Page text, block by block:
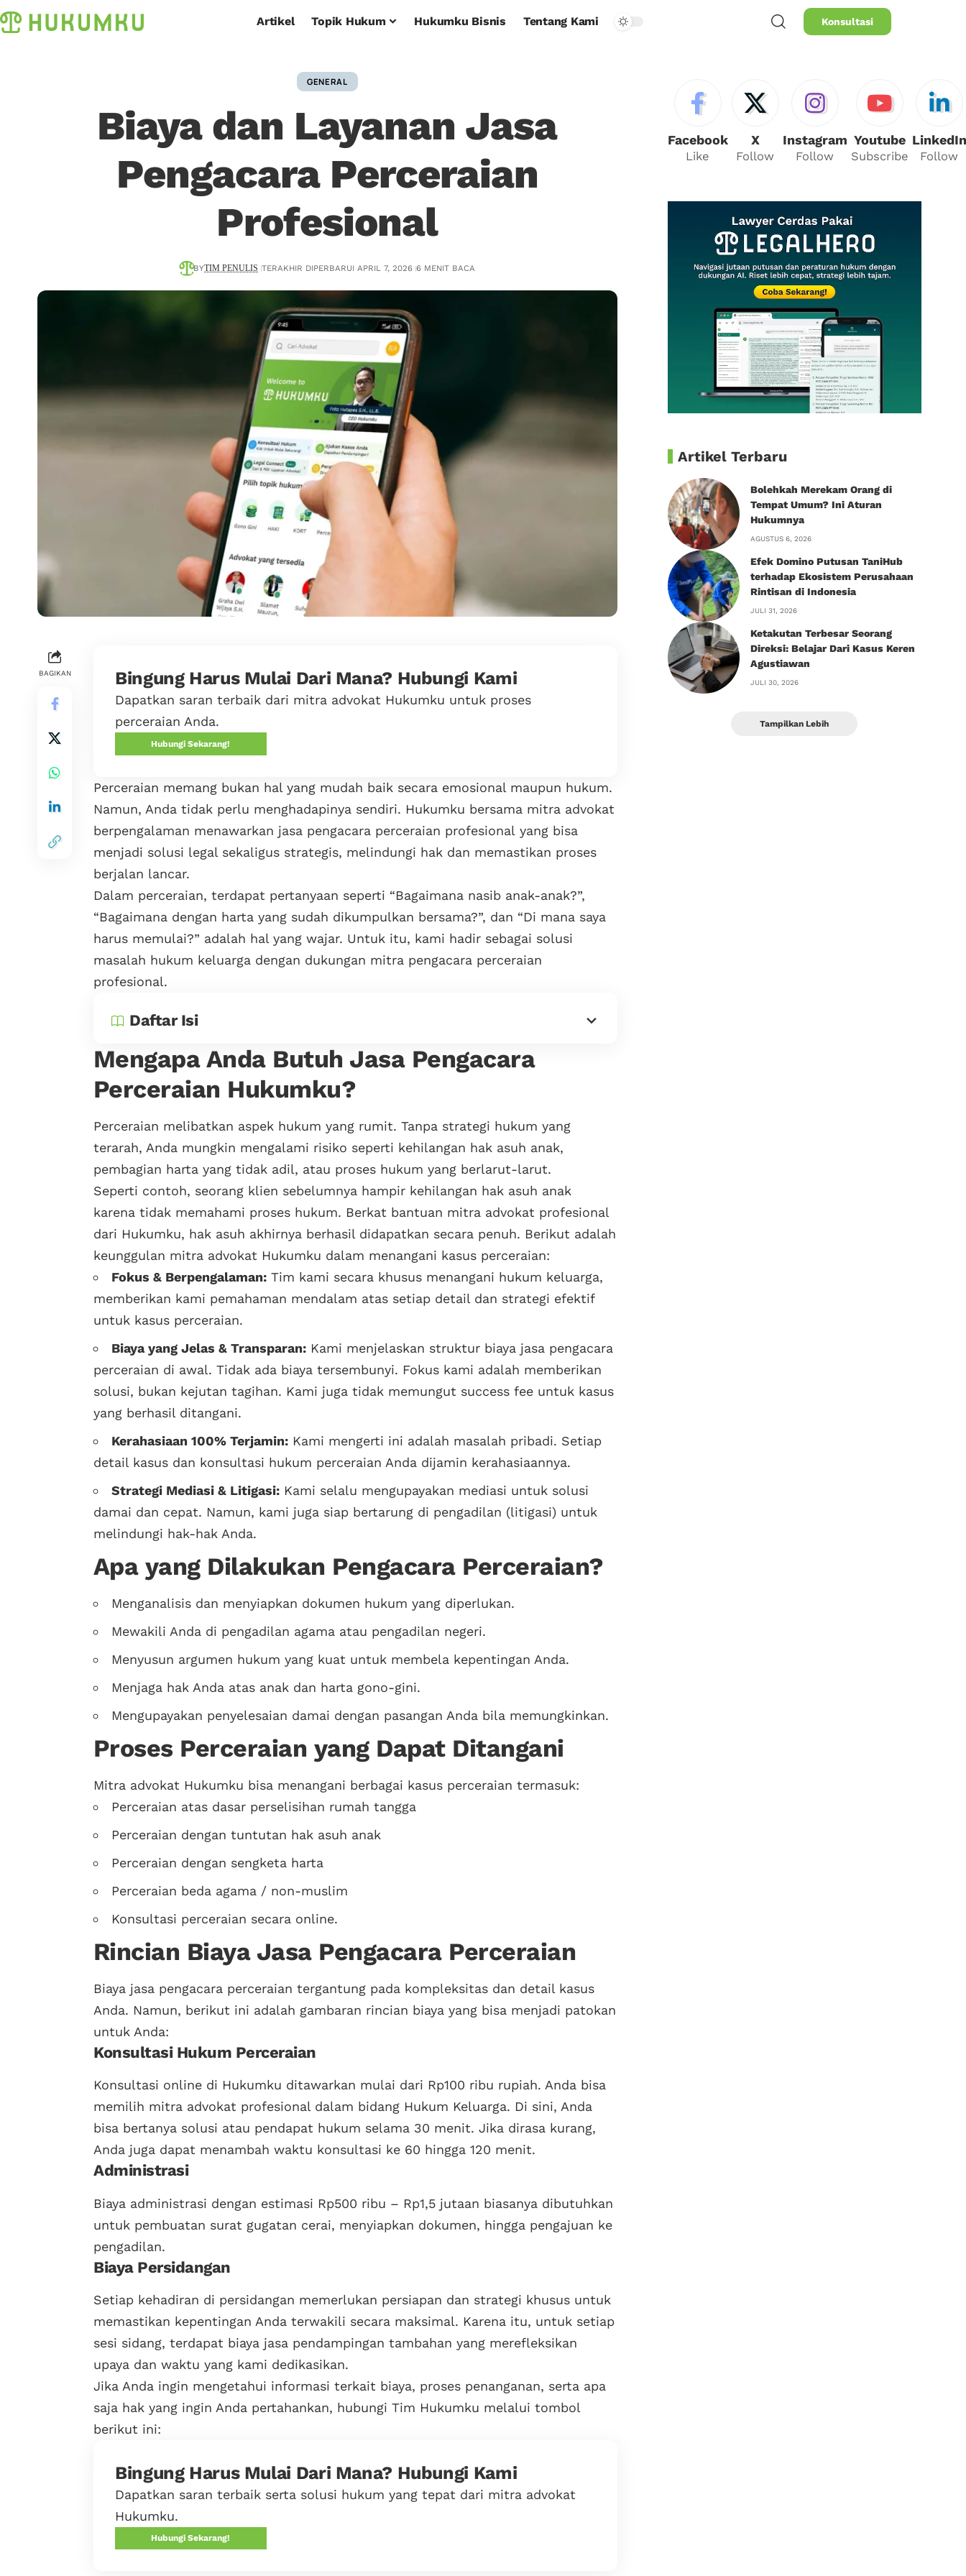
Artikel Topik Hukum Hukumku Bisnis Tentang Kami Konsultasi
GENERAL
Biaya dan Layanan Jasa
Pengacara Perceraian
Profesional
BYTIM PENULIS TERAKHIR DIPERBARUI APRIL 7, 2026 6 MENIT BACA
BAGIKAN Bingung Harus Mulai Dari Mana? Hubungi Kami
Dapatkan saran terbaik dari mitra advokat Hukumku untuk proses
perceraian Anda.
Hubungi Sekarang!
Perceraian memang bukan hal yang mudah baik secara emosional maupun hukum.
Namun, Anda tidak perlu menghadapinya sendiri. Hukumku bersama mitra advokat
berpengalaman menawarkan jasa pengacara perceraian profesional yang bisa
menjadi solusi legal sekaligus strategis, melindungi hak dan memastikan proses
berjalan lancar.
Dalam perceraian, terdapat pertanyaan seperti “Bagaimana nasib anak-anak?”,
“Bagaimana dengan harta yang sudah dikumpulkan bersama?”, dan “Di mana saya
harus memulai?” adalah hal yang wajar. Untuk itu, kami hadir sebagai solusi
masalah hukum keluarga dengan dukungan mitra pengacara perceraian
profesional.
Daftar Isi
Mengapa Anda Butuh Jasa Pengacara
Perceraian Hukumku?
Perceraian melibatkan aspek hukum yang rumit. Tanpa strategi hukum yang
terarah, Anda mungkin mengalami risiko seperti kehilangan hak asuh anak,
pembagian harta yang tidak adil, atau proses hukum yang berlarut-larut.
Seperti contoh, seorang klien sebelumnya hampir kehilangan hak asuh anak
karena tidak memahami proses hukum. Berkat bantuan mitra advokat profesional
dari Hukumku, hak asuh akhirnya berhasil didapatkan secara penuh. Berikut adalah
keunggulan mitra advokat Hukumku dalam menangani kasus perceraian:
Fokus & Berpengalaman: Tim kami secara khusus menangani hukum keluarga,
memberikan kami pemahaman mendalam atas setiap detail dan strategi efektif
untuk kasus perceraian.
Biaya yang Jelas & Transparan: Kami menjelaskan struktur biaya jasa pengacara
perceraian di awal. Tidak ada biaya tersembunyi. Fokus kami adalah memberikan
solusi, bukan kejutan tagihan. Kami juga tidak memungut success fee untuk kasus
yang berhasil ditangani.
Kerahasiaan 100% Terjamin: Kami mengerti ini adalah masalah pribadi. Setiap
detail kasus dan konsultasi hukum perceraian Anda dijamin kerahasiaannya.
Strategi Mediasi & Litigasi: Kami selalu mengupayakan mediasi untuk solusi
damai dan cepat. Namun, kami juga siap bertarung di pengadilan (litigasi) untuk
melindungi hak-hak Anda.
Apa yang Dilakukan Pengacara Perceraian?
Menganalisis dan menyiapkan dokumen hukum yang diperlukan.
Mewakili Anda di pengadilan agama atau pengadilan negeri.
Menyusun argumen hukum yang kuat untuk membela kepentingan Anda.
Menjaga hak Anda atas anak dan harta gono-gini.
Mengupayakan penyelesaian damai dengan pasangan Anda bila memungkinkan.
Proses Perceraian yang Dapat Ditangani
Mitra advokat Hukumku bisa menangani berbagai kasus perceraian termasuk:
Perceraian atas dasar perselisihan rumah tangga
Perceraian dengan tuntutan hak asuh anak
Perceraian dengan sengketa harta
Perceraian beda agama / non-muslim
Konsultasi perceraian secara online.
Rincian Biaya Jasa Pengacara Perceraian
Biaya jasa pengacara perceraian tergantung pada kompleksitas dan detail kasus
Anda. Namun, berikut ini adalah gambaran rincian biaya yang bisa menjadi patokan
untuk Anda:
Konsultasi Hukum Perceraian
Konsultasi online di Hukumku ditawarkan mulai dari Rp100 ribu rupiah. Anda bisa
memilih mitra advokat profesional dalam bidang Hukum Keluarga. Di sini, Anda
bisa bertanya solusi atau pendapat hukum selama 30 menit. Jika dirasa kurang,
Anda juga dapat menambah waktu konsultasi ke 60 hingga 120 menit.
Administrasi
Biaya administrasi dengan estimasi Rp500 ribu – Rp1,5 jutaan biasanya dibutuhkan
untuk pembuatan surat gugatan cerai, menyiapkan dokumen, hingga pengajuan ke
pengadilan.
Biaya Persidangan
Setiap kehadiran di persidangan memerlukan persiapan dan strategi khusus untuk
memastikan kepentingan Anda terwakili secara maksimal. Karena itu, untuk setiap
sesi sidang, terdapat biaya jasa pendampingan tambahan yang merefleksikan
upaya dan waktu yang kami dedikasikan.
Jika Anda ingin mengetahui informasi terkait biaya, proses penanganan, serta apa
saja hak yang ingin Anda pertahankan, hubungi Tim Hukumku melalui tombol
berikut ini:
Bingung Harus Mulai Dari Mana? Hubungi Kami
Dapatkan saran terbaik serta solusi hukum yang tepat dari mitra advokat
Hukumku.
Hubungi Sekarang!
Facebook
Like
X
Follow
Instagram
Follow
Youtube
Subscribe
LinkedIn
Follow
Artikel Terbaru
Bolehkah Merekam Orang di
Tempat Umum? Ini Aturan
Hukumnya
AGUSTUS 6, 2026
Efek Domino Putusan TaniHub
terhadap Ekosistem Perusahaan
Rintisan di Indonesia
JULI 31, 2026
Ketakutan Terbesar Seorang
Direksi: Belajar Dari Kasus Keren
Agustiawan
JULI 30, 2026
Tampilkan Lebih